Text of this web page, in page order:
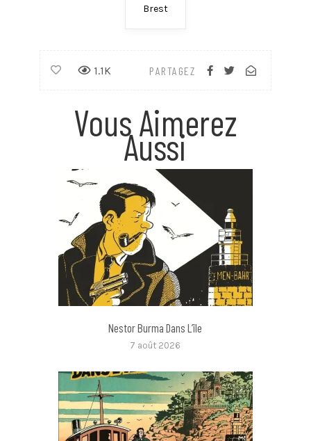
Brest
PARTAGEZ
1.1K
Vous Aimerez
Aussi
Nestor Burma Dans L’île
7 août 2026